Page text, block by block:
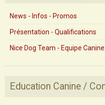
News - Infos - Promos
Présentation - Qualifications
Nice Dog Team - Equipe Canine
Education Canine /